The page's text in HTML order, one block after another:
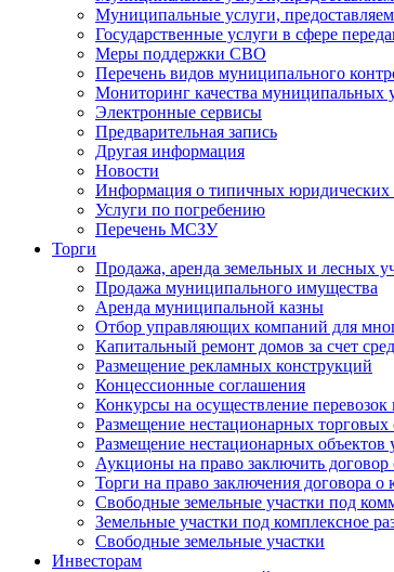
Муниципальные услуги,
Государственные услуги в сфере
Меры поддержки СВО
Перечень видов муниципального
Мониторинг качества муниципальных
Электронные сервисы
Предварительная запись
Другая информация
Новости
Информация о типичных юридических
Услуги по погребению
Перечень МСЗУ
Торги
Продажа, аренда земельных и лесных
Продажа муниципального имущества
Аренда муниципальной казны
Отбор управляющих компаний для
Капитальный ремонт домов за счет
Размещение рекламных конструкций
Концессионные соглашения
Конкурсы на осуществление
Размещение нестационарных торговых
Размещение нестационарных объектов
Аукционы на право заключить договор
Торги на право заключения договора
Свободные земельные участки под
Земельные участки под комплексное
Свободные земельные участки
Инвесторам